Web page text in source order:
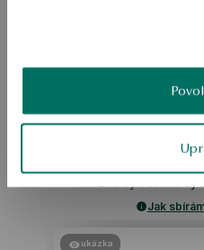
Produkt nemá
Jak
ukázka